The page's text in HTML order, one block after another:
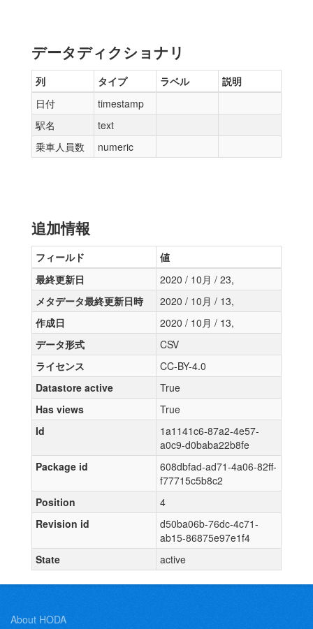
データディクショナリ
列 タイプ ラベル
説明
日付
timestamp
駅名
text
乗車人員数
numeric
追加情報
フィールド
値
最終更新日
2020 / 10月 / 23,
メタデータ最終更新日時
2020 / 10月 / 13,
作成日
2020 / 10月 / 13,
データ形式
CSV
ライセンス
CC-BY-4.0
Datastore active
True
Has views
True
Id
1a1141c6-87a2-4e57-
a0c9-d0baba22b8fe
Package id
608dbfad-ad71-4a06-82ff-
f77715c5b8c2
Position
4
Revision id
d50ba06b-76dc-4c71-
ab15-86875e97e1f4
State
active
About HODA